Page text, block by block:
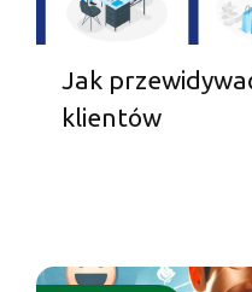
Jak
klientów